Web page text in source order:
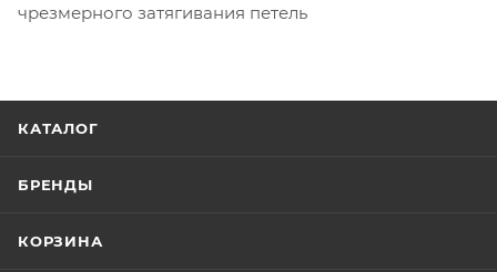
чрезмерного затягивания петель
КАТАЛОГ
БРЕНДЫ
КОРЗИНА